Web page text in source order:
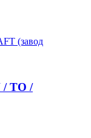
(завод
/ ТО /